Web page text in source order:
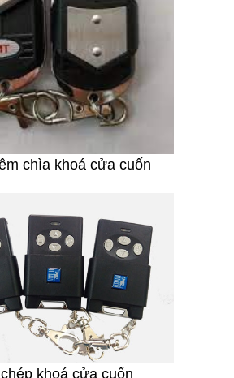
chìa khoá cửa cuốn
khoá cửa cuốn